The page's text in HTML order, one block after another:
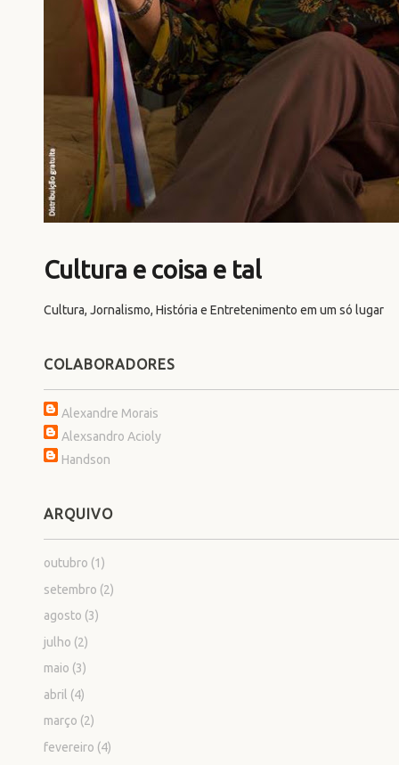
Cultura e coisa e tal
Cultura, Jornalismo, História e Entretenimento em um só lugar
COLABORADORES
Alexandre Morais
Alexsandro Acioly
Handson
ARQUIVO
outubro (1)
setembro (2)
agosto (3)
julho (2)
maio (3)
abril (4)
março (2)
fevereiro (4)